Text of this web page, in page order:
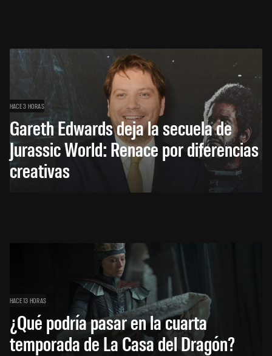
HACE 3 HORAS
Gareth Edwards deja la secuela de
Jurassic World: Renace por diferencias
creativas
HACE 13 HORAS
¿Qué podría pasar en la cuarta
temporada de La Casa del Dragón?